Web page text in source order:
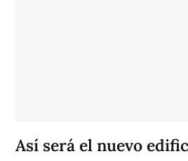
Así será el nuevo